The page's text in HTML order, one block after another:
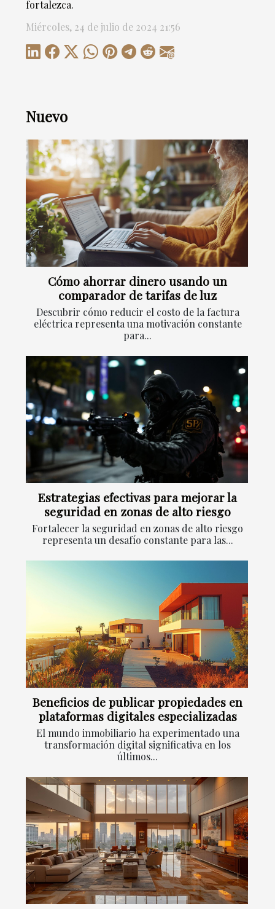
fortalezca.
Miércoles, 24 de julio de 2024 21:56
Nuevo
Cómo ahorrar dinero usando un
comparador de tarifas de luz
Descubrir cómo reducir el costo de la factura
eléctrica representa una motivación constante
para...
Estrategias efectivas para mejorar la
seguridad en zonas de alto riesgo
Fortalecer la seguridad en zonas de alto riesgo
representa un desafío constante para las...
Beneficios de publicar propiedades en
plataformas digitales especializadas
El mundo inmobiliario ha experimentado una
transformación digital significativa en los
últimos...